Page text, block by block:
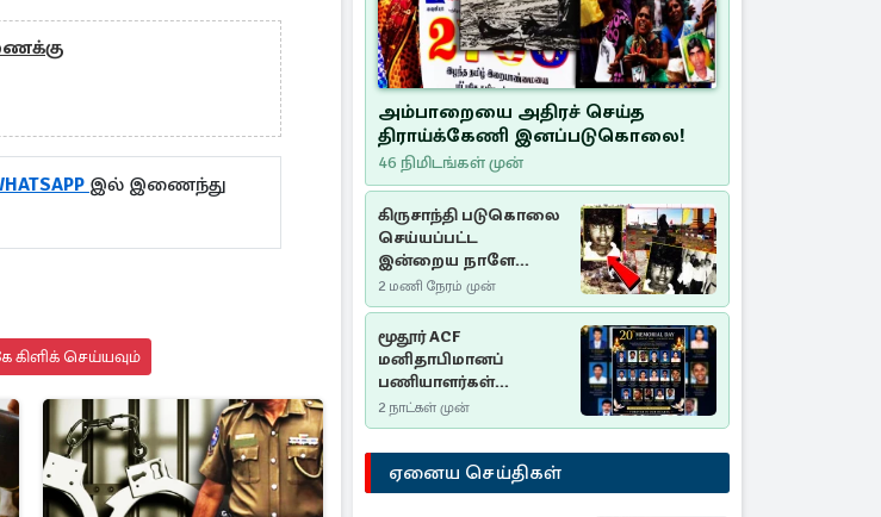
இல் இணைந்து
கிளிக் செய்யவும்
அம்பாறையை அதிரச் செய்த
திராய்க்கேணி இனப்படுகொலை!
46 நிமிடங்கள் முன்
கிருசாந்தி படுகொலை
செய்யப்பட்ட
இன்றைய நாளே
செம்மணி
இனப்படுகொலை
தினம்…!
2 மணி நேரம் முன்
மூதூர் ACF
மனிதாபிமானப்
பணியாளர்கள்
படுகொலை (2006): 20
ஆண்டுகளாகியும் நீதி
மறுக்கப்பட்ட
மனிதாபிமானப்
பேரவலம்
2 நாட்கள் முன்
ஏனைய செய்திகள்